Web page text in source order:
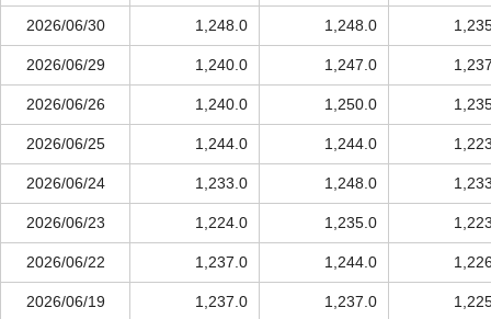
2026/06/30 1,248.0 1,248.0
2026/06/29 1,240.0 1,247.0
2026/06/26 1,240.0 1,250.0
2026/06/25 1,244.0 1,244.0
2026/06/24 1,233.0 1,248.0
2026/06/23 1,224.0 1,235.0
2026/06/22 1,237.0 1,244.0
2026/06/19 1,237.0 1,237.0